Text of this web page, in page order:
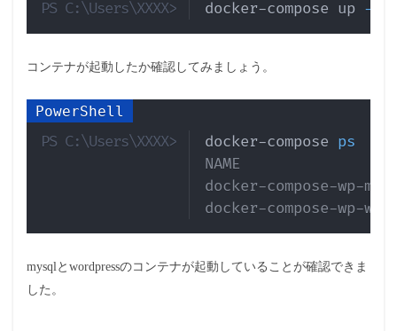
docker-compose up -
コンテナが起動したか確認してみましょう。
docker-compose ps
NAME
docker-compose-
docker-compose-
mysqlとwordpressのコンテナが起動していることが確認できま
した。